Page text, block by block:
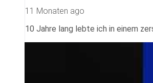
11 Monaten ago
10 Jahre lang lebte ich in einem